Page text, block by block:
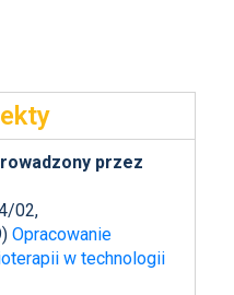
przez
02,
Opracowanie
w technologii